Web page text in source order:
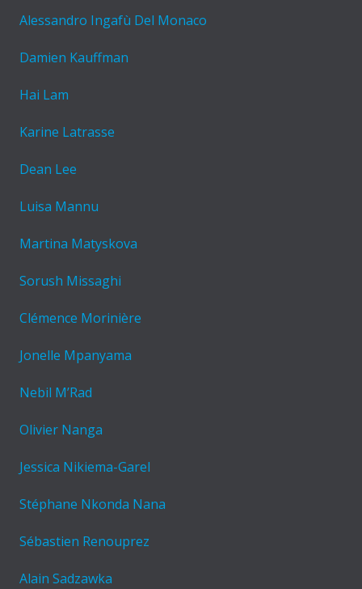
Alessandro Ingafù Del Monaco
Damien Kauffman
Hai Lam
Karine Latrasse
Dean Lee
Luisa Mannu
Martina Matyskova
Sorush Missaghi
Clémence Morinière
Jonelle Mpanyama
Nebil M’Rad
Olivier Nanga
Jessica Nikiema-Garel
Stéphane Nkonda Nana
Sébastien Renouprez
Alain Sadzawka